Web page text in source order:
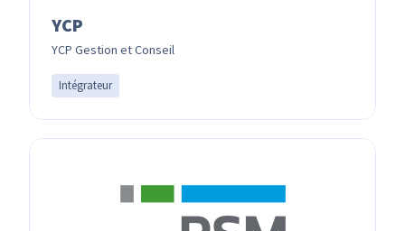
YCP
YCP Gestion et Conseil
Intégrateur